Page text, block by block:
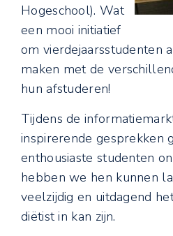
Hogeschool). Wat
een mooi initiatief
om vierdejaarsstudenten
maken met de
hun afstuderen!
Tijdens de
inspirerende gesprekken
enthousiaste studenten
hebben we hen kunnen
veelzijdig en uitdagend
diëtist in kan zijn.